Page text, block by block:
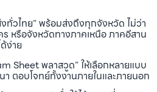
ทั่วไทย” พร้อมส่งถึงทุกจังหวัด ไม่ว่า
หรือจังหวัดทางภาคเหนือ ภาคอีสาน
ง่าย
Sheet พลาสวูด” ให้เลือกหลายแบบ
า ตอบโจทย์ทั้งงานภายในและภายนอก